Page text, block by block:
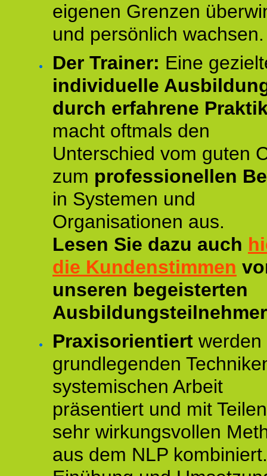
eigenen Grenzen
und persönlich wachsen.
Der Trainer: Eine
individuelle
durch erfahrene
macht oftmals den
Unterschied vom guten
zum professionellen
in Systemen und
Organisationen aus.
Lesen Sie dazu auch
die Kundenstimmen
unseren begeisterten
Praxisorientiert werden
grundlegenden
systemischen Arbeit
präsentiert und mit
sehr wirkungsvollen
aus dem NLP